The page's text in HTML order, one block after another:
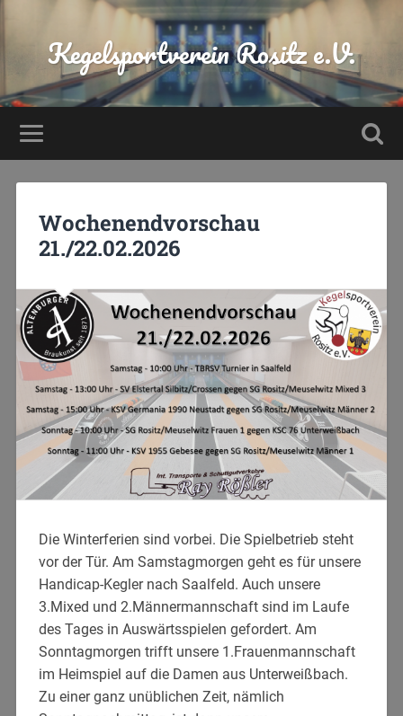
Kegelsportverein Rositz e.V.
Wochenendvorschau
21./22.02.2026
Die Winterferien sind vorbei. Die Spielbetrieb steht
vor der Tür. Am Samstagmorgen geht es für unsere
Handicap-Kegler nach Saalfeld. Auch unsere
3.Mixed und 2.Männermannschaft sind im Laufe
des Tages in Auswärtsspielen gefordert. Am
Sonntagmorgen trifft unsere 1.Frauenmannschaft
im Heimspiel auf die Damen aus Unterweißbach.
Zu einer ganz unüblichen Zeit, nämlich